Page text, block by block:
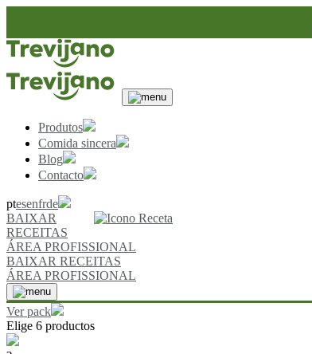
Produtos
Comida sincera
Blog
Contacto
ptesenfrde
BAIXAR
RECEITAS
ÁREA PROFISSIONAL
BAIXAR RECEITAS
ÁREA PROFISSIONAL
Ver pack
Elige 6 productos